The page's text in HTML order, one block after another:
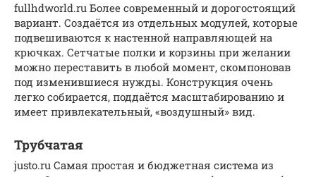
fullhdworld.ru Более современный и дорогостоящий
вариант. Создаётся из отдельных модулей, которые
подвешиваются к настенной направляющей на
крючках. Сетчатые полки и корзины при желании
можно переставить в любой момент, скомпоновав
под изменившиеся нужды. Конструкция очень
легко собирается, поддаётся масштабированию и
имеет привлекательный, «воздушный» вид.
Трубчатая
justo.ru Самая простая и бюджетная система из